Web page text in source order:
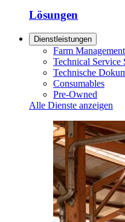
Lösungen
Dienstleistungen
Farm
Technical Service
Technische
Consumables
Pre-Owned
Alle Dienste anzeigen